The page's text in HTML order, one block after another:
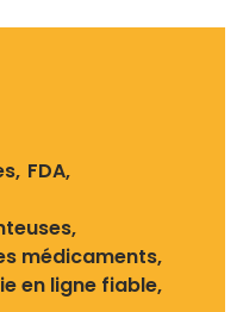
FDA
médicaments
en ligne fiable